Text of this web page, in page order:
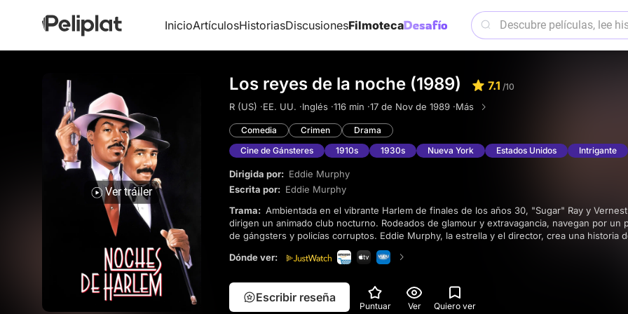
InicioArtículosHistoriasDiscusionesFilmoteca
Ver tráiler
Los reyes de la noche (1989) 7.1 /10
R (US) ·EE. UU. ·Inglés ·116 min ·17 de Nov de 1989 ·Más
Comedia Crimen
Drama
Cine de Gánsteres
1910s 1930s Nueva York Estados Unidos Intrigante
Dirigida por: Eddie Murphy
Escrita por: Eddie Murphy
Trama:
dirigen un animado club nocturno. Rodeados de glamour y extravagancia, navegan por un
de gángsters y policías corruptos. Eddie Murphy, la estrella y el director, crea una historia
formando equipo con la leyenda de la comedia Richard Pryor y un reparto de lujo. La
espíritu de la época al mismo tiempo que se adentra en las complejidades de la lealtad, la
Dónde ver:
Escribir reseña
Puntuar Ver Quiero ver